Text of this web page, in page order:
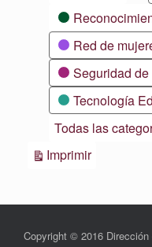
Red de
Seguridad
Tecnología
Todas las
ImprimirVistas
Copyright © 2016